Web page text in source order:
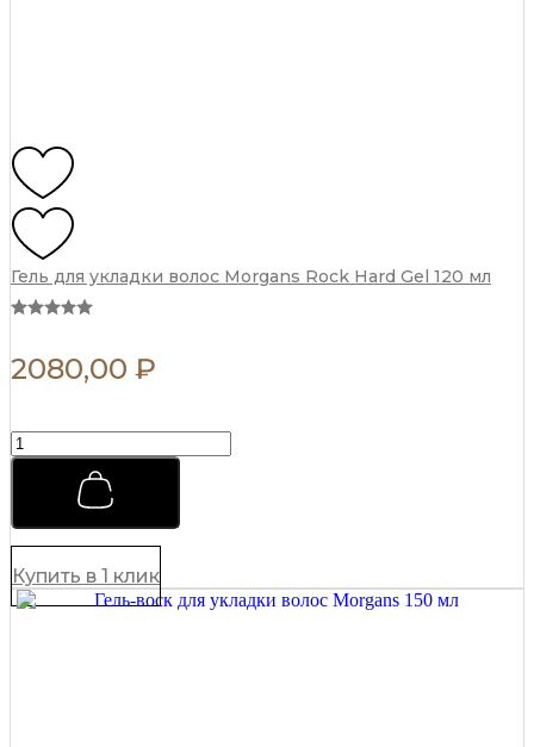
Гель для укладки волос Morgans Rock Hard Gel 120 мл
2080,00 ₽
Гель
для
Morgans
Rock
Hard
Gel
120
Купить в 1 клик